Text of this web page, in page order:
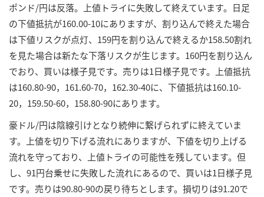
ポンド/円は反落。上値トライに失敗して終えています。日足
の下値抵抗が160.00-10にありますが、割り込んで終えた場合
は下値リスクが点灯、159円を割り込んで終えるか158.50割れ
を見た場合は新たな下落リスクが生じます。160円を割り込ん
でおり、買いは様子見です。売りは1日様子見です。上値抵抗
は160.80-90，161.60-70，162.30-40に、下値抵抗は160.10-
20，159.50-60，158.80-90にあります。
豪ドル/円は陰線引けとなり続伸に繋げられずに終えていま
す。上値を切り下げる流れにありますが、下値を切り上げる
流れを守っており、上値トライの可能性を残しています。但
し、91円台乗せに失敗した流れにあるので、買いは1日様子見
です。売りは90.80-90の戻り待ちとします。損切りは91.20で